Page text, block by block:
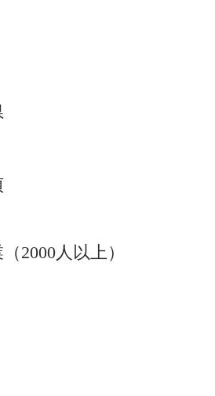
2000人以上）